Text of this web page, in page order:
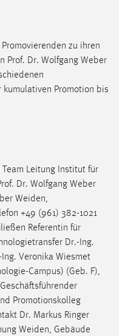
zu ihren
Prof. Dr. Wolfgang Weber
kumulativen Promotion bis
Leitung Institut für
. Dr. Wolfgang Weber
Weiden,
+49 (961) 382-1021
Referentin für
Dr.-Ing.
Ing. Veronika Wiesmet
Campus) (Geb. F),
Promotionskolleg
Dr. Markus Ringer
Weiden, Gebäude
sich an der Website
anonym.
zu verstehen, wie
nutzen.